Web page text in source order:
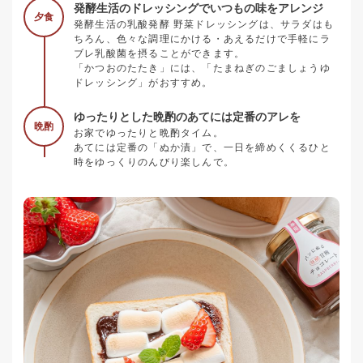
夕食
発酵生活のドレッシングでいつもの味をアレンジ
発酵生活の乳酸発酵 野菜ドレッシングは、サラダはも
ちろん、色々な調理にかける・あえるだけで手軽にラ
ブレ乳酸菌を摂ることができます。
「かつおのたたき」には、「たまねぎのごましょうゆ
ドレッシング」がおすすめ。
晩酌
ゆったりとした晩酌のあてには定番のアレを
お家でゆったりと晩酌タイム。
あてには定番の「ぬか漬」で、一日を締めくくるひと
時をゆっくりのんびり楽しんで。